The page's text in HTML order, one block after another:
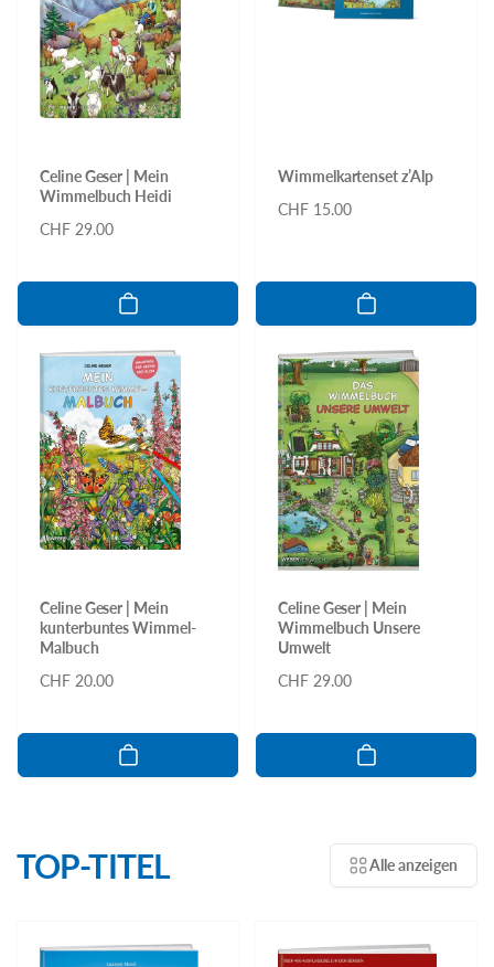
Celine Geser | Mein
Wimmelbuch Heidi
Normaler
CHF 29.00
Wimmelkartenset z’Alp
Normaler
CHF 15.00
Celine Geser | Mein
kunterbuntes Wimmel-
Malbuch
Normaler
CHF 20.00
Celine Geser | Mein
Wimmelbuch Unsere
Umwelt
Normaler
CHF 29.00
TOP-TITEL Alle anzeigen